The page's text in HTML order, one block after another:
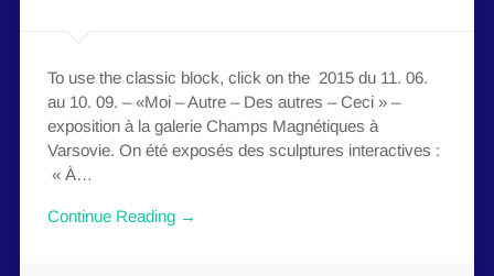
To use the classic block, click on the 2015 du 11. 06.
au 10. 09. – «Moi – Autre – Des autres – Ceci » –
exposition à la galerie Champs Magnétiques à
Varsovie. On été exposés des sculptures interactives :
« À…
Continue Reading →